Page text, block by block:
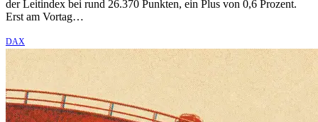
der Leitindex bei rund 26.370 Punkten, ein Plus von 0,6 Prozent.
Erst am Vortag…
DAX